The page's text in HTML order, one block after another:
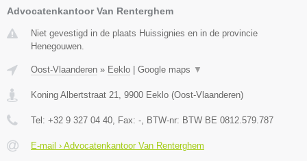
Advocatenkantoor Van Renterghem
Niet gevestigd in de plaats Huissignies en in de provincie
Henegouwen.
Oost-Vlaanderen » Eeklo Google maps ▼
Koning Albertstraat 21, 9900 Eeklo (Oost-Vlaanderen)
Tel: +32 9 327 04 40, Fax: -, BTW-nr: BTW BE 0812.579.787
E-mail › Advocatenkantoor Van Renterghem